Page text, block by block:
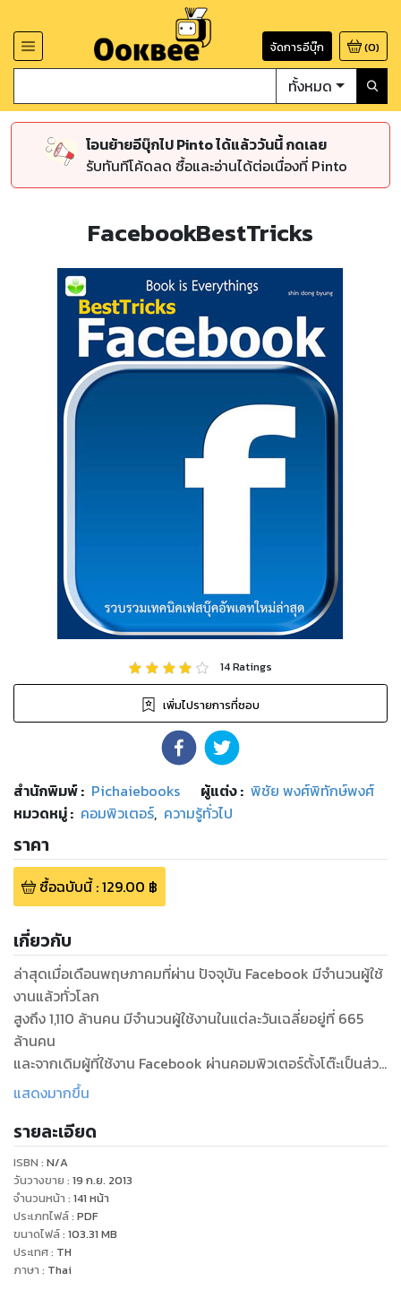
จัดการอีบุ๊ก (0)
ทั้งหมด
โอนย้ายอีบุ๊กไป Pinto ได้แล้ววันนี้ กดเลย
รับทันทีโค้ดลด ซื้อและอ่านได้ต่อเนื่องที่ Pinto
FacebookBestTricks
14Ratings
เพิ่มไปรายการที่ชอบ
สำนักพิมพ์: Pichaiebooks ผู้แต่ง : พิชัย พงศ์พิทักษ์พงศ์
หมวดหมู่: คอมพิวเตอร์, ความรู้ทั่วไป
ราคา
ซื้อฉบับนี้:129.00 ฿
เกี่ยวกับ
ล่าสุดเมื่อเดือนพฤษภาคมที่ผ่าน ปัจจุบัน Facebook มีจำนวนผู้ใช้
งานแล้วทั่วโลก
สูงถึง 1,110 ล้านคน มีจำนวนผู้ใช้งานในแต่ละวันเฉลี่ยอยู่ที่ 665
ล้านคน
และจากเดิมผู้ที่ใช้งาน Facebook ผ่านคอมพิวเตอร์ตั้งโต๊ะเป็นส่วน
ใหญ่ ปัจจุบันมี
เนื้อหาภายหนังสือเล่มนี้จึงได้นำเสนอเทคนิคการใช้งาน
Facebook อัพเดทใหม่
แสดงมากขึ้น
รายละเอียด
ISBN : N/A
วันวางขาย : 19 ก.ย. 2013
จำนวนหน้า : 141 หน้า
ประเภทไฟล์: PDF
ขนาดไฟล์: 103.31 MB
ประเทศ: TH
ภาษา : Thai